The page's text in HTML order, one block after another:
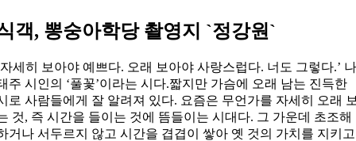
객, 뽕숭아학당 촬영지 `정강원`
자세히 보아야 예쁘다. 오래 보아야 사랑스럽다. 너도 그렇다.’ 나
주 시인의 ‘풀꽃’이라는 시다.짧지만 가슴에 오래 남는 진득한
로 사람들에게 잘 알려져 있다. 요즘은 무언가를 자세히 오래
것, 즉 시간을 들이는 것에 뜸들이는 시대다. 그 가운데 초조해
거나 서두르지 않고 시간을 겹겹이 쌓아 옛 것의 가치를 지키고